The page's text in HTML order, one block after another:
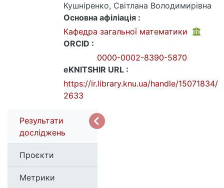
Кушніренко, Світлана Володимирівна
Основна афіліація :
Кафедра загальної математики
ORCID :
0000-0002-8390-5870
eKNITSHIR URL :
https://ir.library.knu.ua/handle/15071834/
2633
Результати
досліджень
Проєкти
Метрики